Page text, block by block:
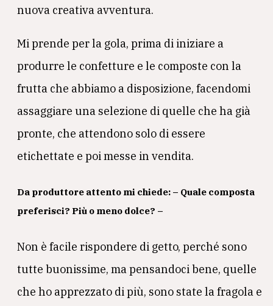
nuova creativa avventura.
Mi prende per la gola, prima di iniziare a
produrre le confetture e le composte con la
frutta che abbiamo a disposizione, facendomi
assaggiare una selezione di quelle che ha già
pronte, che attendono solo di essere
etichettate e poi messe in vendita.
Da produttore attento mi chiede: – Quale composta
preferisci? Più o meno dolce? –
Non è facile rispondere di getto, perché sono
tutte buonissime, ma pensandoci bene, quelle
che ho apprezzato di più, sono state la fragola e